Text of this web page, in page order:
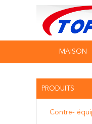
MAISON
PRODUITS